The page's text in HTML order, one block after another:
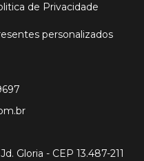
de Privacidade
personalizados
Gloria - CEP 13.487-211